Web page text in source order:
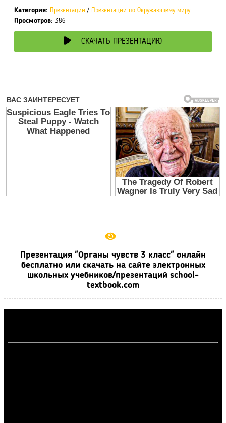
Категория: Презентации / Презентации по Окружающему миру
Просмотров: 386
СКАЧАТЬ ПРЕЗЕНТАЦИЮ
Презентация "Органы чувств 3 класс" онлайн
бесплатно или скачать на сайте электронных
школьных учебников/презентаций school-
textbook.com